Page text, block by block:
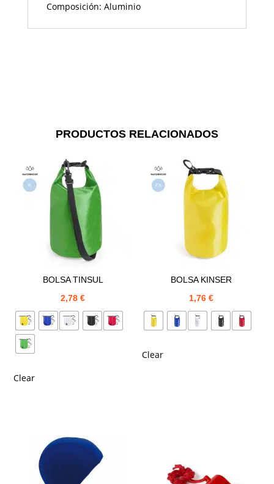
Composición: Aluminio
PRODUCTOS RELACIONADOS
BOLSA TINSUL
2,78€
Clear
BOLSA KINSER
1,76 €
Clear